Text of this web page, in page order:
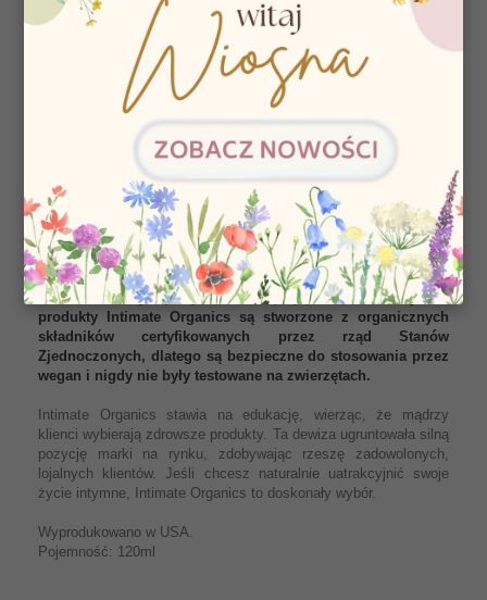
pielęgnacji wyjątkowo wrażliwej skóry.
Oparty wyłącznie na naturalnych ekstraktach olejek ukoi bóle
mięśniowe, odświeży i pobudzi Twoje ciało. Używaj go podczas
codziennej kąpieli lub prysznica, by zawsze czuć się świeżo i
atrakcyjnie. Doskonały zarówno do codziennej higieny, jak i
zmysłowego masażu.
Wysokiej jakości produkty są wykonane z wysokiej jakości
składników. Intimate Organics zdają sobie sprawę z tej reguły i
realizują ją w 100%. Dzięki temu wszystkie ich produkty są
wolne od parabenów, dietanoloaminy, syntetycznego mentolu,
benzokainy i siarczanów. W Intimate Organics pracują eksperci
oddani tworzeniu wyjątkowych, wysokiej jakości produktów, które
naturalnie wzbogacą zmysłowość między partnerami.Wszystkie
produkty Intimate Organics są stworzone z organicznych
składników certyfikowanych przez rząd Stanów
Zjednoczonych, dlatego są bezpieczne do stosowania przez
wegan i nigdy nie były testowane na zwierzętach.
Intimate Organics stawia na edukację, wierząc, że mądrzy
klienci wybierają zdrowsze produkty. Ta dewiza ugruntowała silną
pozycję marki na rynku, zdobywając rzeszę zadowolonych,
lojalnych klientów. Jeśli chcesz naturalnie uatrakcyjnić swoje
życie intymne, Intimate Organics to doskonały wybór.
Wyprodukowano w USA.
Pojemność: 120ml